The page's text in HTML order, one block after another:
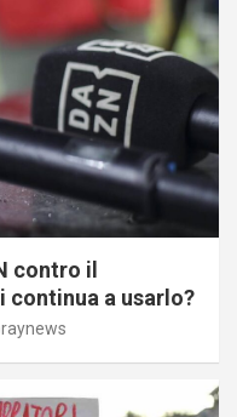
contro il
continua a usarlo?